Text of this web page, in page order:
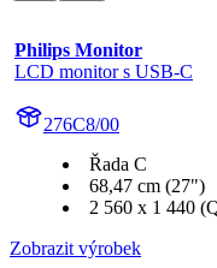
Philips Monitor
LCD monitor s USB-C
276C8/00
Řada C
68,47 cm (27")
2 560 x 1 440
Zobrazit výrobek